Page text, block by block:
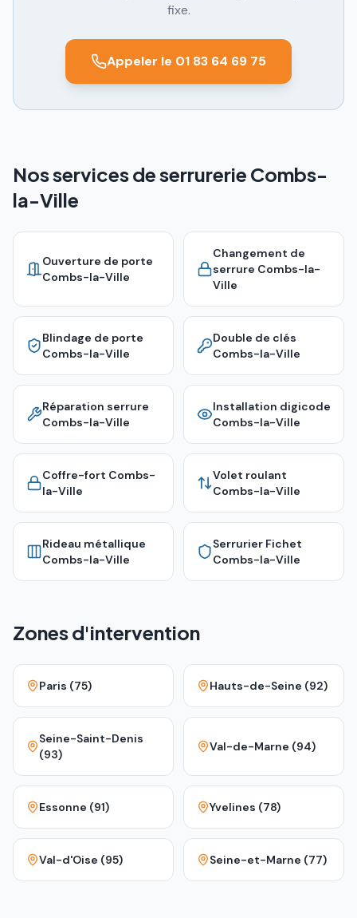
fixe.
Appeler le 01 83 64 69 75
Nos services de serrurerie Combs-
la-Ville
Ouverture de porte
Combs-la-Ville
Changement de
serrure Combs-la-
Ville
Blindage de porte
Combs-la-Ville
Double de clés
Combs-la-Ville
Réparation serrure
Combs-la-Ville
Installation digicode
Combs-la-Ville
Coffre-fort Combs-
la-Ville
Volet roulant
Combs-la-Ville
Rideau métallique
Combs-la-Ville
Serrurier Fichet
Combs-la-Ville
Zones d'intervention
Paris (75) Hauts-de-Seine (92)
Seine-Saint-Denis
(93)
Val-de-Marne (94)
Essonne (91) Yvelines (78)
Val-d'Oise (95) Seine-et-Marne (77)